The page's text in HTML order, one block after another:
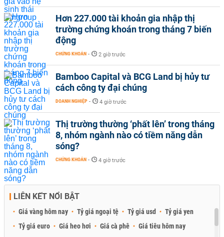
Hơn 227.000 tài khoản gia nhập thị
trường chứng khoán trong tháng 7 biến
động
CHỨNG KHOÁN - 2 giờ trước
Bamboo Capital và BCG Land bị hủy tư
cách công ty đại chúng
DOANH NGHIỆP - 4 giờ trước
Thị trường thường ‘phất lên’ trong tháng
8, nhóm ngành nào có tiềm năng dẫn
sóng?
CHỨNG KHOÁN - 4 giờ trước
LIÊN KẾT NỔI BẬT
Giá vàng hôm nay Tỷ giá ngoại tệ Tỷ giá usd
Tỷ giá yen
Tỷ giá euro
Giá heo hơi Giá cà phê
Giá tiêu hôm nay